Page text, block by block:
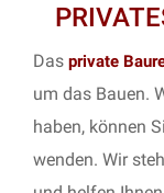
Das private
um das Bauen.
haben, können
wenden. Wir